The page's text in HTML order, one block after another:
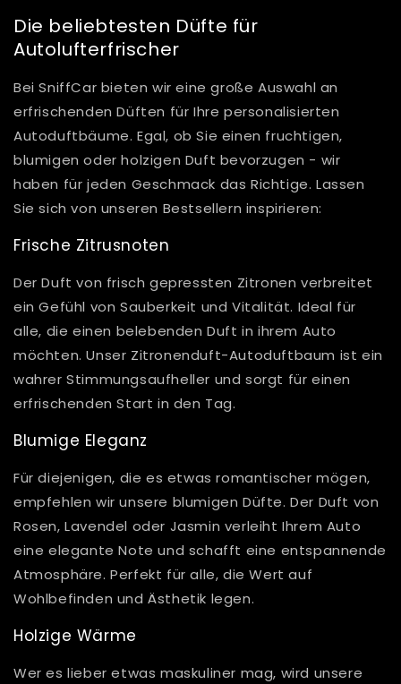
Die beliebtesten Düfte für
Autolufterfrischer
Bei SniffCar bieten wir eine große Auswahl an
erfrischenden Düften für Ihre personalisierten
Autoduftbäume. Egal, ob Sie einen fruchtigen,
blumigen oder holzigen Duft bevorzugen - wir
haben für jeden Geschmack das Richtige. Lassen
Sie sich von unseren Bestsellern inspirieren:
Frische Zitrusnoten
Der Duft von frisch gepressten Zitronen verbreitet
ein Gefühl von Sauberkeit und Vitalität. Ideal für
alle, die einen belebenden Duft in ihrem Auto
möchten. Unser Zitronenduft-Autoduftbaum ist ein
wahrer Stimmungsaufheller und sorgt für einen
erfrischenden Start in den Tag.
Blumige Eleganz
Für diejenigen, die es etwas romantischer mögen,
empfehlen wir unsere blumigen Düfte. Der Duft von
Rosen, Lavendel oder Jasmin verleiht Ihrem Auto
eine elegante Note und schafft eine entspannende
Atmosphäre. Perfekt für alle, die Wert auf
Wohlbefinden und Ästhetik legen.
Holzige Wärme
Wer es lieber etwas maskuliner mag, wird unsere